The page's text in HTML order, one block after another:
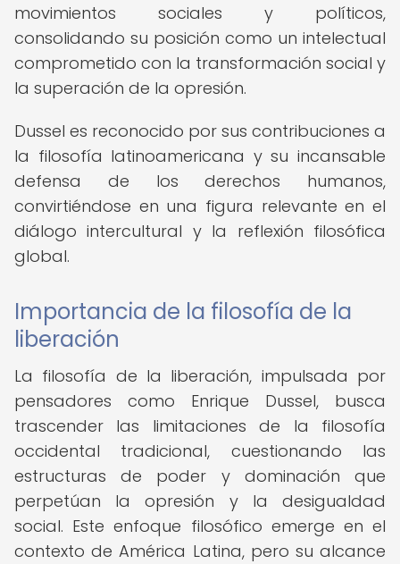
movimientos sociales y políticos,
consolidando su posición como un intelectual
comprometido con la transformación social y
la superación de la opresión.
Dussel es reconocido por sus contribuciones a
la filosofía latinoamericana y su incansable
defensa de los derechos humanos,
convirtiéndose en una figura relevante en el
diálogo intercultural y la reflexión filosófica
global.
Importancia de la filosofía de la
liberación
La filosofía de la liberación, impulsada por
pensadores como Enrique Dussel, busca
trascender las limitaciones de la filosofía
occidental tradicional, cuestionando las
estructuras de poder y dominación que
perpetúan la opresión y la desigualdad
social. Este enfoque filosófico emerge en el
contexto de América Latina, pero su alcance